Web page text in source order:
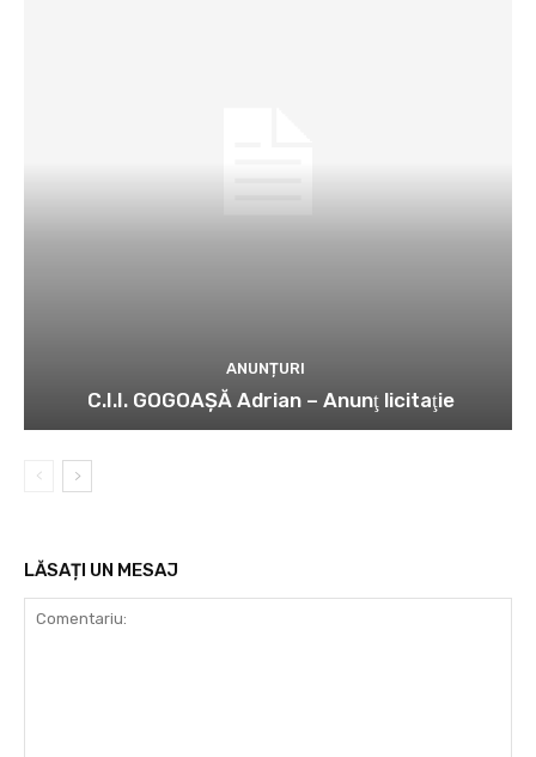
ANUNȚURI
C.I.I. GOGOAŞĂ Adrian – Anunţ licitaţie
LĂSAȚI UN MESAJ